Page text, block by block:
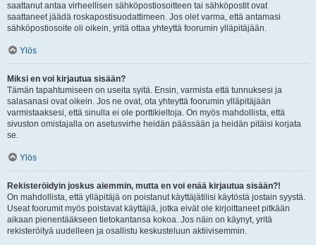
saattanut antaa virheellisen sähköpostiosoitteen tai sähköpostit ovat
saattaneet jäädä roskapostisuodattimeen. Jos olet varma, että antamasi
sähköpostiosoite oli oikein, yritä ottaa yhteyttä foorumin ylläpitäjään.
Ylös
Miksi en voi kirjautua sisään?
Tämän tapahtumiseen on useita syitä. Ensin, varmista että tunnuksesi ja
salasanasi ovat oikein. Jos ne ovat, ota yhteyttä foorumin ylläpitäjään
varmistaaksesi, että sinulla ei ole porttikieltoja. On myös mahdollista, että
sivuston omistajalla on asetusvirhe heidän päässään ja heidän pitäisi korjata
se.
Ylös
Rekisteröidyin joskus aiemmin, mutta en voi enää kirjautua sisään?!
On mahdollista, että ylläpitäjä on poistanut käyttäjätilisi käytöstä jostain syystä.
Useat foorumit myös poistavat käyttäjiä, jotka eivät ole kirjoittaneet pitkään
aikaan pienentääkseen tietokantansa kokoa. Jos näin on käynyt, yritä
rekisteröityä uudelleen ja osallistu keskusteluun aktiivisemmin.